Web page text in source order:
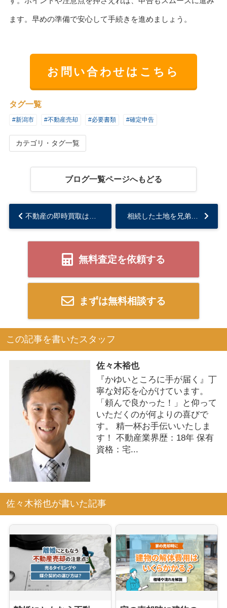
ます。早めの準備で安心して手続きを進めましょう。
お問い合わせはこちら
タグ一覧
#新潟市 #不動産売却 #必要書類 #確定申告
カテゴリ・タグ一覧
ブログ一覧ページへもどる
無料査定を依頼する
まずは無料相談する
この記事を書いたスタッフ
佐々木裕也
『かゆいところに手が届く』丁
寧な対応を心がけています。
「頼んで良かった！」と仰って
いただくのが何よりの喜びで
す。 精一杯お手伝いいたしま
す！ 不動産業界歴：18年 保有
資格：宅...
佐々木裕也が書いた記事